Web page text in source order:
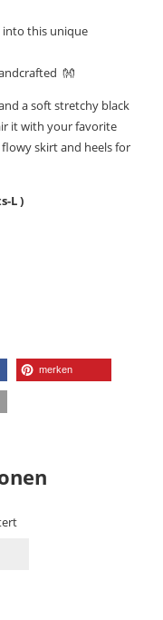
into this unique
👐
a soft stretchy black
it with your favorite
skirt and heels for
L )
merken